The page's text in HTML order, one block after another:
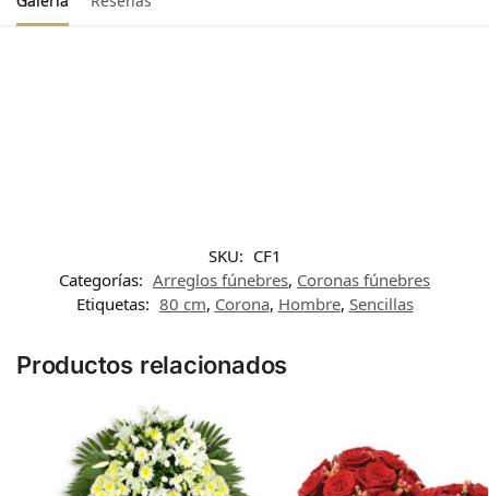
SKU: CF1
Categorías: Arreglos fúnebres, Coronas fúnebres
Etiquetas: 80 cm, Corona, Hombre, Sencillas
Productos relacionados